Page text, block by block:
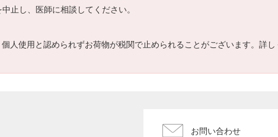
止し、医師に相談してください。
人使用と認められずお荷物が税関で止められることがございます。詳し
お問い合わせ